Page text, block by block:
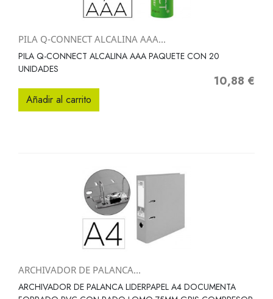
PILA Q-CONNECT ALCALINA AAA...
PILA Q-CONNECT ALCALINA AAA PAQUETE CON 20
UNIDADES
Precio
10,88 €
Añadir al carrito
ARCHIVADOR DE PALANCA...
ARCHIVADOR DE PALANCA LIDERPAPEL A4 DOCUMENTA